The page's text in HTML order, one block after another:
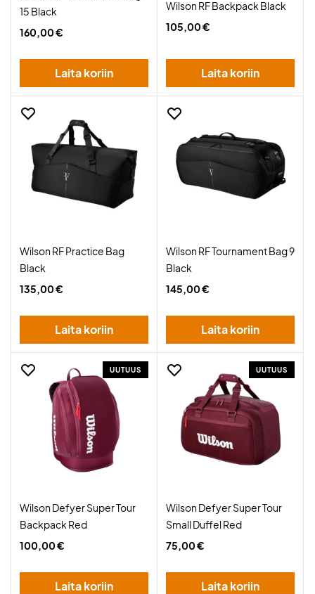
15 Black
160,00 €
Laita koriin
Wilson RF Backpack Black
105,00 €
Laita koriin
Wilson RF Practice Bag
Black
135,00 €
Laita koriin
Wilson RF Tournament Bag 9
Black
145,00 €
Laita koriin
UUTUUS
Wilson Defyer Super Tour
Backpack Red
100,00 €
Laita koriin
UUTUUS
Wilson Defyer Super Tour
Small Duffel Red
75,00 €
Laita koriin